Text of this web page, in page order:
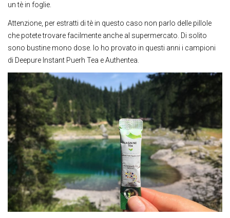
un tè in foglie.
Attenzione, per estratti di tè in questo caso non parlo delle pillole
che potete trovare facilmente anche al supermercato. Di solito
sono bustine mono dose. Io ho provato in questi anni i campioni
di Deepure Instant Puerh Tea e Authentea.